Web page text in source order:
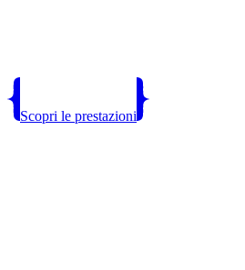
Scopri le prestazioni